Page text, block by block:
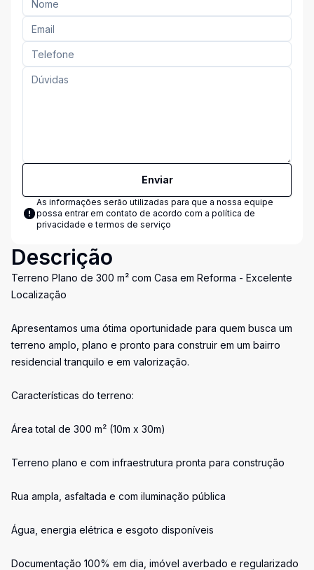
Enviar
As informações serão utilizadas para que a nossa equipe
possa entrar em contato de acordo com a política de
privacidade e termos de serviço
Descrição
Terreno Plano de 300 m² com Casa em Reforma - Excelente
Localização
Apresentamos uma ótima oportunidade para quem busca um
terreno amplo, plano e pronto para construir em um bairro
residencial tranquilo e em valorização.
Características do terreno:
Área total de 300 m² (10m x 30m)
Terreno plano e com infraestrutura pronta para construção
Rua ampla, asfaltada e com iluminação pública
Água, energia elétrica e esgoto disponíveis
Documentação 100% em dia, imóvel averbado e regularizado